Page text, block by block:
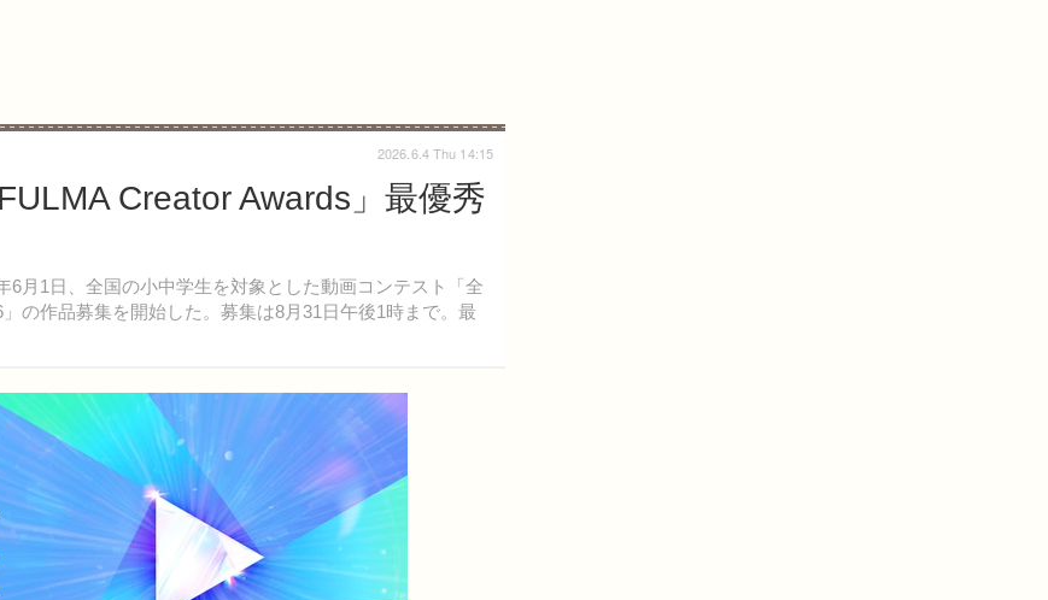
Creator Awards」最優秀
月1日、全国の小中学生を対象とした動画コンテスト「全
の作品募集を開始した。募集は8月31日午後1時まで。最
2026.6.4 Thu 14:15